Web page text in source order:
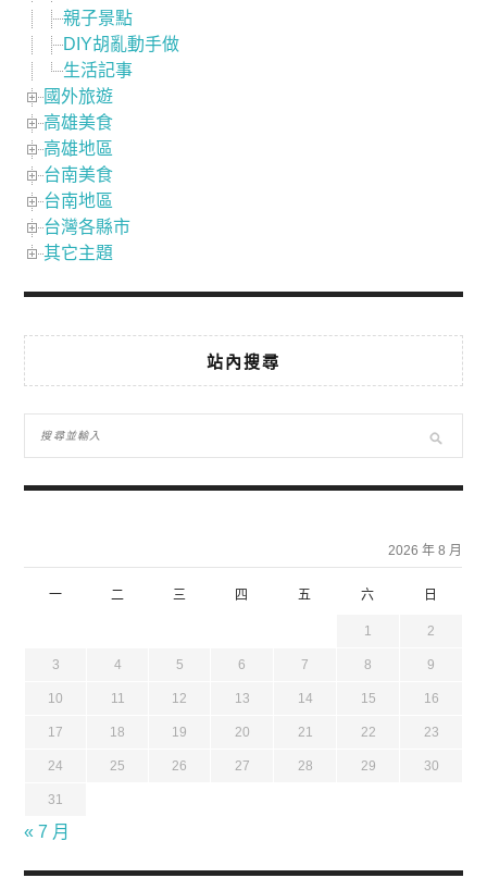
親子景點
DIY胡亂動手做
生活記事
國外旅遊
高雄美食
高雄地區
台南美食
台南地區
台灣各縣市
其它主題
站內搜尋
2026 年 8 月
一 二 三 四 五 六 日
1 2
3 4 5 6 7 8 9
10 11 12 13 14 15 16
17 18 19 20 21 22 23
24 25 26 27 28 29 30
31
« 7 月